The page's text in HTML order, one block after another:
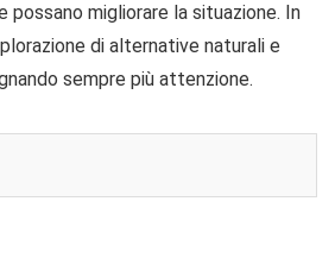
possano migliorare la situazione. In
di alternative naturali e
sempre più attenzione.